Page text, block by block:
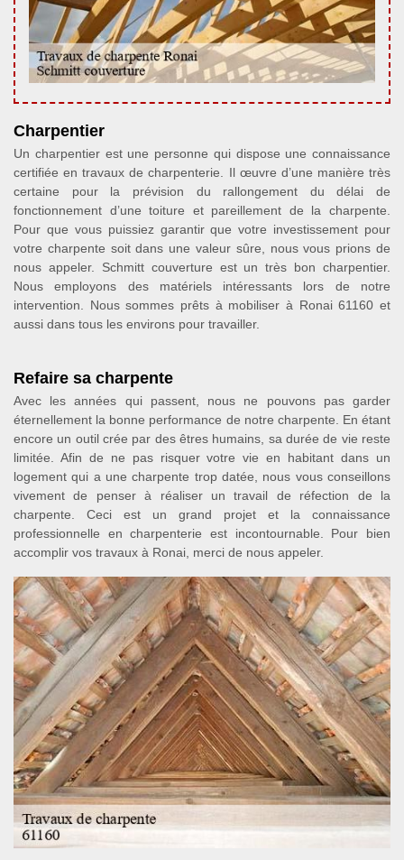
Charpentier
Un charpentier est une personne qui dispose une connaissance
certifiée en travaux de charpenterie. Il œuvre d’une manière très
certaine pour la prévision du rallongement du délai de
fonctionnement d’une toiture et pareillement de la charpente.
Pour que vous puissiez garantir que votre investissement pour
votre charpente soit dans une valeur sûre, nous vous prions de
nous appeler. Schmitt couverture est un très bon charpentier.
Nous employons des matériels intéressants lors de notre
intervention. Nous sommes prêts à mobiliser à Ronai 61160 et
aussi dans tous les environs pour travailler.
Refaire sa charpente
Avec les années qui passent, nous ne pouvons pas garder
éternellement la bonne performance de notre charpente. En étant
encore un outil crée par des êtres humains, sa durée de vie reste
limitée. Afin de ne pas risquer votre vie en habitant dans un
logement qui a une charpente trop datée, nous vous conseillons
vivement de penser à réaliser un travail de réfection de la
charpente. Ceci est un grand projet et la connaissance
professionnelle en charpenterie est incontournable. Pour bien
accomplir vos travaux à Ronai, merci de nous appeler.